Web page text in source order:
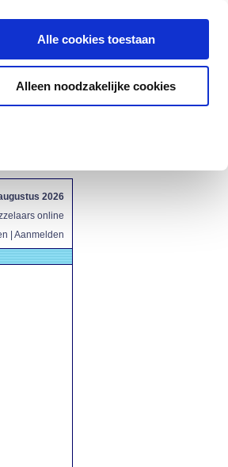
Alle cookies toestaan
Alleen noodzakelijke cookies
2026
online
Aanmelden